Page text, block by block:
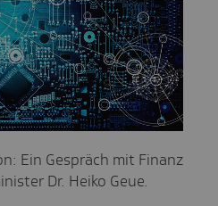
Ein Gespräch mit Finanz
Dr. Heiko Geue.